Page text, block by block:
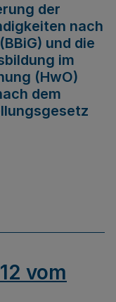
der
nach
und die
im
(HwO)
dem
vom